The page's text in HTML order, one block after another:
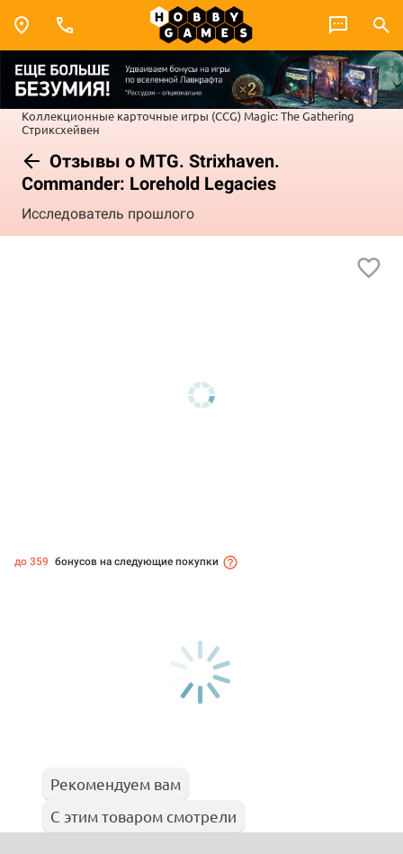
Коллекционные карточные игры (CCG) Magic: The Gathering
Стриксхейвен
Отзывы о MTG. Strixhaven.
Commander: Lorehold Legacies
Исследователь прошлого
до 359 бонусов на следующие покупки
Рекомендуем вам
С этим товаром смотрели